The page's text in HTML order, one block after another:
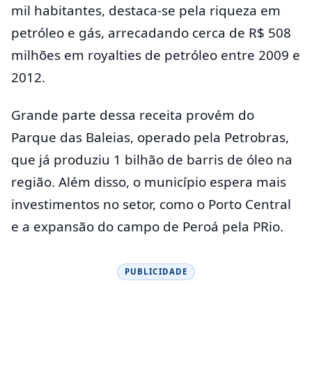
mil habitantes, destaca-se pela riqueza em
petróleo e gás, arrecadando cerca de R$ 508
milhões em royalties de petróleo entre 2009 e
2012.
Grande parte dessa receita provém do
Parque das Baleias, operado pela Petrobras,
que já produziu 1 bilhão de barris de óleo na
região. Além disso, o município espera mais
investimentos no setor, como o Porto Central
e a expansão do campo de Peroá pela PRio.
PUBLICIDADE